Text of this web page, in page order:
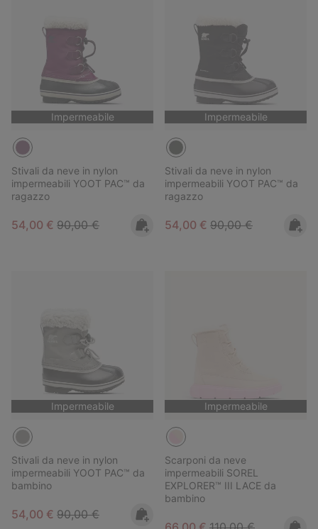
Impermeabile
Stivali da neve in nylon
impermeabili YOOT PAC™ da
ragazzo
Sale price:
54,00 € Regular price:
90,00 €
Impermeabile
Stivali da neve in nylon
impermeabili YOOT PAC™ da
ragazzo
Sale price:
54,00 € Regular price:
90,00 €
Impermeabile
Stivali da neve in nylon
impermeabili YOOT PAC™ da
bambino
Sale price:
54,00 € Regular price:
90,00 €
Impermeabile
Scarponi da neve
impermeabili SOREL
EXPLORER™ III LACE da
bambino